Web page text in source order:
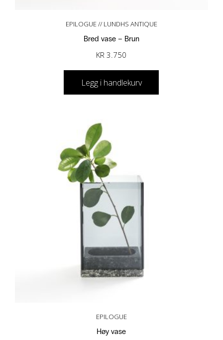
EPILOGUE // LUNDHS ANTIQUE
Bred vase – Brun
KR 3.750
Legg i handlekurv
EPILOGUE
Høy vase